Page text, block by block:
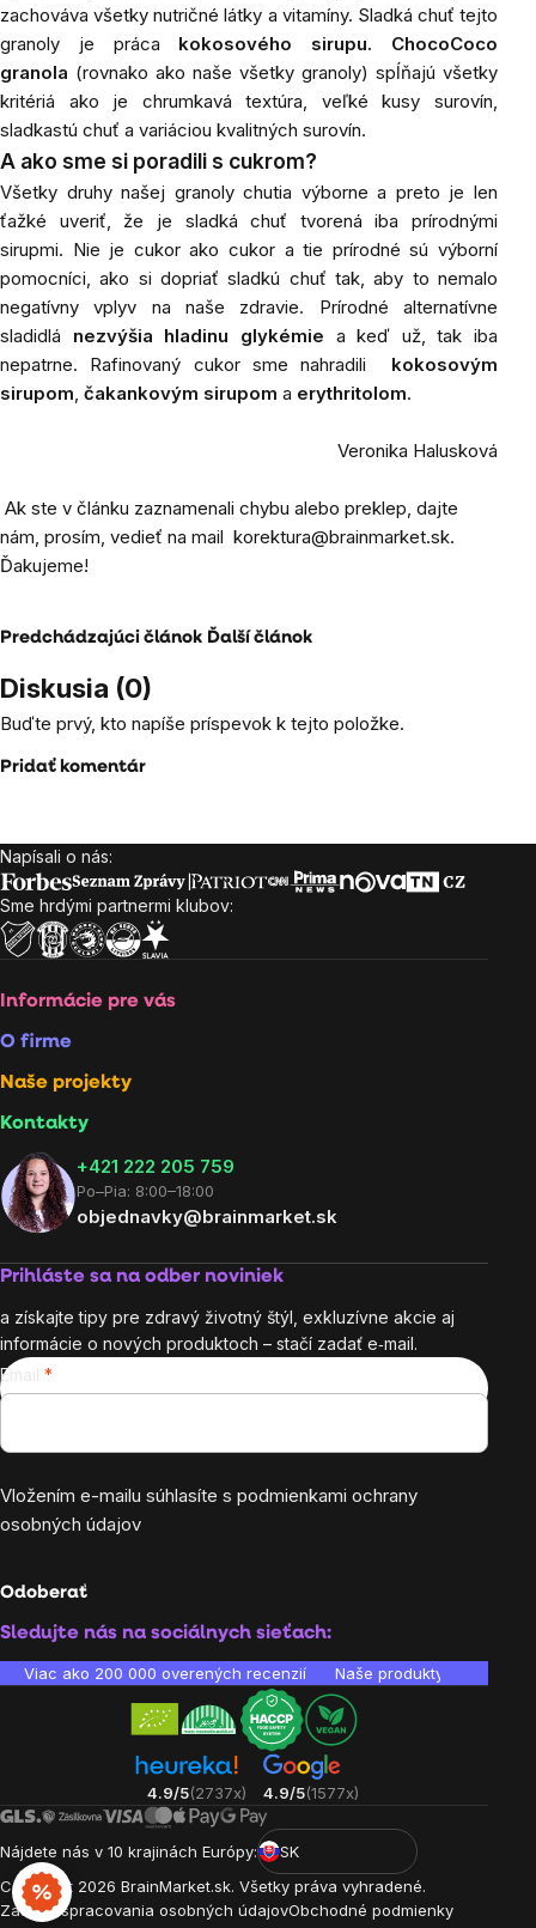
zachováva všetky nutričné ​​látky a vitamíny. Sladká chuť tejto
granoly je práca kokosového sirupu.
ChocoCoco
granola (rovnako ako naše všetky granoly) spĺňajú všetky
kritériá ako je chrumkavá textúra, veľké kusy surovín,
sladkastú chuť a variáciou kvalitných surovín.
A ako sme si poradili s cukrom?
Všetky druhy našej granoly chutia výborne a preto je len
ťažké uveriť, že je sladká chuť tvorená iba prírodnými
sirupmi. Nie je cukor ako cukor a tie prírodné sú výborní
pomocníci, ako si dopriať sladkú chuť tak, aby to nemalo
negatívny vplyv na naše zdravie. Prírodné alternatívne
sladidlá nezvýšia hladinu glykémie a keď už, tak iba
nepatrne. Rafinovaný cukor sme nahradili
kokosovým
sirupom, čakankovým sirupom a erythritolom.
Veronika Halusková
Ak ste v článku zaznamenali chybu alebo preklep, dajte
nám, prosím, vedieť na mail korektura@brainmarket.sk.
Ďakujeme!
Predchádzajúci článok Ďalší článok
Diskusia (0)
Buďte prvý, kto napíše príspevok k tejto položke.
Pridať komentár
Zápätie
Napísali o nás:
Sme hrdými partnermi klubov:
Informácie pre vás
O firme
Naše projekty
Kontakty
+421 222 205 759
Po–Pia: 8:00–18:00
objednavky@brainmarket.sk
Prihláste sa na odber noviniek
a získajte tipy pre zdravý životný štýl, exkluzívne akcie aj
informácie o nových produktoch – stačí zadať e‑mail.
Email
Vložením e-mailu súhlasíte s podmienkami ochrany
osobných údajov
Odoberať
Sledujte nás na sociálnych sieťach:
Viac ako 200 000 overených recenzií Naše produkty sú
4.9/5(2737x) 4.9/5(1577x)
Nájdete nás v 10 krajinách Európy:
SK
Copyright 2026 BrainMarket.sk. Všetky práva vyhradené.
Zásady spracovania osobných údajovObchodné podmienky